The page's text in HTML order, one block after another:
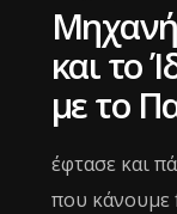
Μηχανή
και το
με το
έφτασε και
που κάνουμε